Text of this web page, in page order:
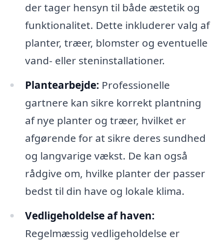
der tager hensyn til både æstetik og
funktionalitet. Dette inkluderer valg af
planter, træer, blomster og eventuelle
vand- eller steninstallationer.
Plantearbejde: Professionelle
gartnere kan sikre korrekt plantning
af nye planter og træer, hvilket er
afgørende for at sikre deres sundhed
og langvarige vækst. De kan også
rådgive om, hvilke planter der passer
bedst til din have og lokale klima.
Vedligeholdelse af haven:
Regelmæssig vedligeholdelse er